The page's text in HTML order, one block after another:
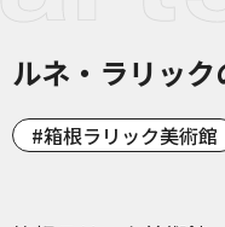
ルネ・ラリッ
箱根ラリック美術館